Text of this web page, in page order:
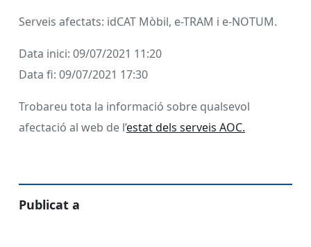
Serveis afectats: idCAT Mòbil, e-TRAM i e-NOTUM.
Data inici: 09/07/2021 11:20
Data fi: 09/07/2021 17:30
Trobareu tota la informació sobre qualsevol
afectació al web de l’estat dels serveis AOC.
Publicat a